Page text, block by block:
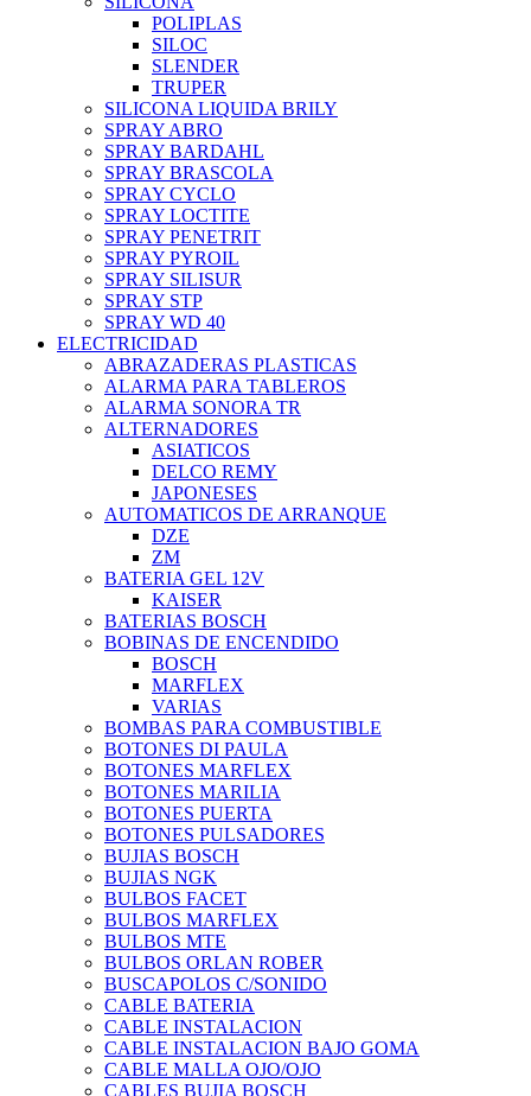
POLIPLAS
SILOC
SLENDER
TRUPER
SILICONA LIQUIDA BRILY
SPRAY ABRO
SPRAY BARDAHL
SPRAY BRASCOLA
SPRAY CYCLO
SPRAY LOCTITE
SPRAY PENETRIT
SPRAY PYROIL
SPRAY SILISUR
SPRAY STP
SPRAY WD 40
ELECTRICIDAD
ABRAZADERAS PLASTICAS
ALARMA PARA TABLEROS
ALARMA SONORA TR
ALTERNADORES
ASIATICOS
DELCO REMY
JAPONESES
AUTOMATICOS DE ARRANQUE
DZE
ZM
BATERIA GEL 12V
KAISER
BATERIAS BOSCH
BOBINAS DE ENCENDIDO
BOSCH
MARFLEX
VARIAS
BOMBAS PARA COMBUSTIBLE
BOTONES DI PAULA
BOTONES MARFLEX
BOTONES MARILIA
BOTONES PUERTA
BOTONES PULSADORES
BUJIAS BOSCH
BUJIAS NGK
BULBOS FACET
BULBOS MARFLEX
BULBOS MTE
BULBOS ORLAN ROBER
BUSCAPOLOS C/SONIDO
CABLE BATERIA
CABLE INSTALACION
CABLE INSTALACION BAJO GOMA
CABLE MALLA OJO/OJO
CABLES BUJIA BOSCH